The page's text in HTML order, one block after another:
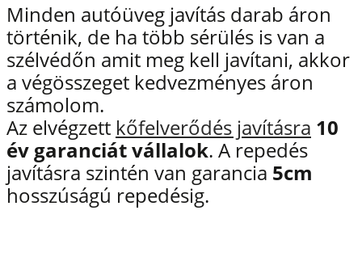
Minden autóüveg javítás darab áron
történik, de ha több sérülés is van a
szélvédőn amit meg kell javítani, akkor
a végösszeget kedvezményes áron
számolom.
Az elvégzett kőfelverődés javításra 10
év garanciát vállalok. A repedés
javításra szintén van garancia 5cm
hosszúságú repedésig.